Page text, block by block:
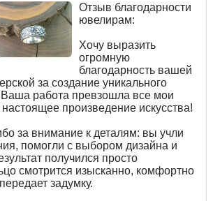
Отзыв благодарности
ювелирам:
Хочу выразить
огромную
благодарность вашей
за создание уникального
Ваша работа превзошла все мои
произведение искусства!
за внимание к деталям: вы учли
помогли с выбором дизайна и
получился просто
смотрится изысканно, комфортно
задумку.